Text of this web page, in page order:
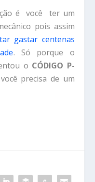
é você ter um
pois assim
gastar centenas
. Só porque o
o CÓDIGO P-
precisa de um